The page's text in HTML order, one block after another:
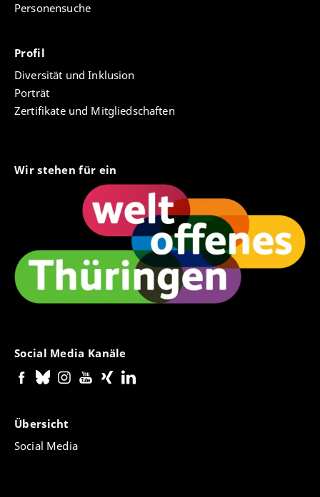
Personensuche
Profil
Diversität und Inklusion
Porträt
Zertifikate und Mitgliedschaften
Wir stehen für ein
Social Media Kanäle
Übersicht
Social Media